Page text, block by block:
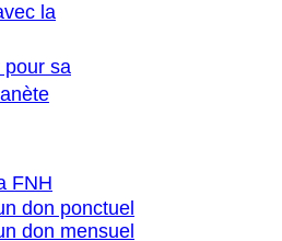
la
pour sa
FNH
don ponctuel
don mensuel